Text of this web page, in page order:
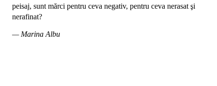
peisaj, sunt mărci pentru ceva negativ, pentru ceva nerasat şi
nerafinat?
— Marina Albu